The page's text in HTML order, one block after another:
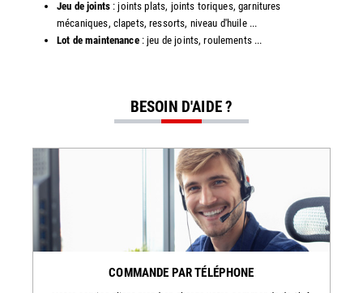
Jeu de joints: joints plats, joints toriques, garnitures
mécaniques, clapets, ressorts, niveau d'huile ...
Lot de maintenance: jeu de joints, roulements ...
BESOIN D'AIDE ?
COMMANDE PAR TÉLÉPHONE